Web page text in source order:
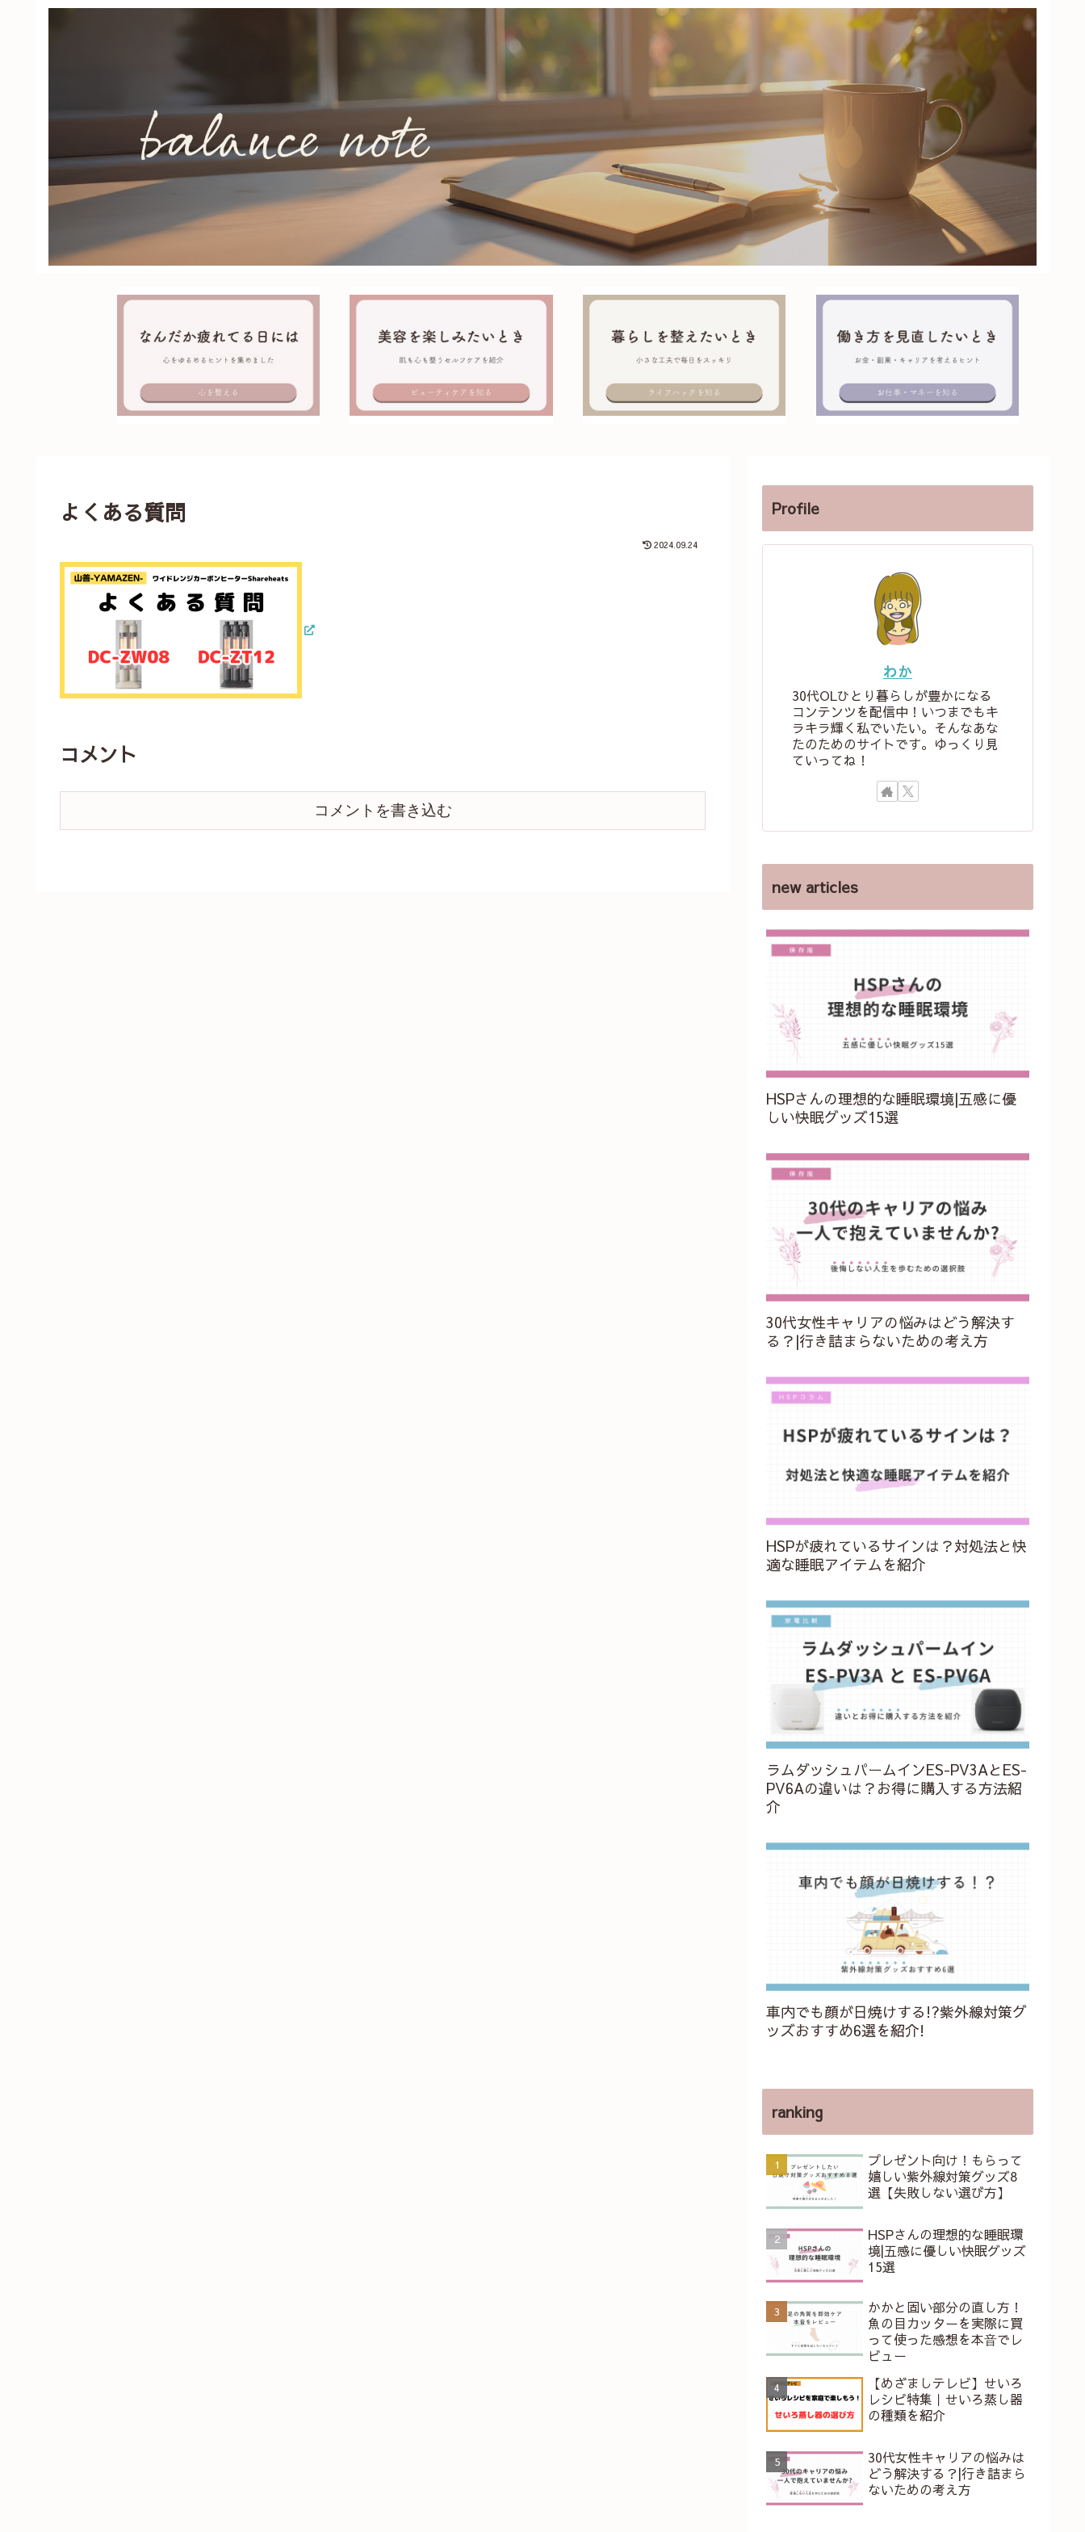
よくある質問
2024.09.24
コメント
コメントを書き込む
Profile
わか
30代OLひとり暮らしが豊かになる
コンテンツを配信中！いつまでもキ
ラキラ輝く私でいたい。そんなあな
たのためのサイトです。ゆっくり見
ていってね！
new articles
HSPさんの理想的な睡眠環境|五感に優
しい快眠グッズ15選
30代女性キャリアの悩みはどう解決す
る？|行き詰まらないための考え方
HSPが疲れているサインは？対処法と快
適な睡眠アイテムを紹介
ラムダッシュパームインES-PV3AとES-
PV6Aの違いは？お得に購入する方法紹
介
車内でも顔が日焼けする!?紫外線対策グ
ッズおすすめ6選を紹介!
ranking
プレゼント向け！もらって
嬉しい紫外線対策グッズ8
選【失敗しない選び方】
HSPさんの理想的な睡眠環
境|五感に優しい快眠グッズ
15選
かかと固い部分の直し方！
魚の目カッターを実際に買
って使った感想を本⾳でレ
ビュー
【めざましテレビ】せいろ
レシピ特集｜せいろ蒸し器
の種類を紹介
30代女性キャリアの悩みは
どう解決する？|行き詰まら
ないための考え方